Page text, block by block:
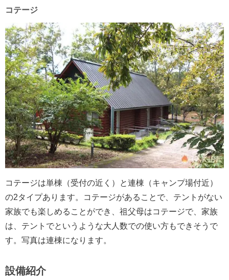
コテージ
コテージは単棟（受付の近く）と連棟（キャンプ場付近）
の2タイプあります。コテージがあることで、テントがない
家族でも楽しめることができ、祖父母はコテージで、家族
は、テントでというような大人数での使い方もできそうで
す。写真は連棟になります。
設備紹介